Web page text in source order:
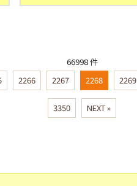
66998 件
2266 2267 2268 2269
3350 NEXT »